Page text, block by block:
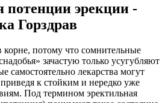
потенции эрекции -
Горздрав
корне, потому что сомнительные
зачастую только усугубляют
самостоятельно лекарства могут
к стойким и нередко уже
Под термином эректильная